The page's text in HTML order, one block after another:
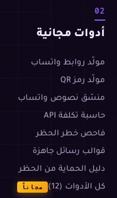
02
أدوات مجانية
مولّد روابط واتساب
مولّد رمز QR
منسّق نصوص واتساب
حاسبة تكلفة API
فاحص خطر الحظر
قوالب رسائل جاهزة
دليل الحماية من الحظر
كل الأدوات (12)
مجاناً